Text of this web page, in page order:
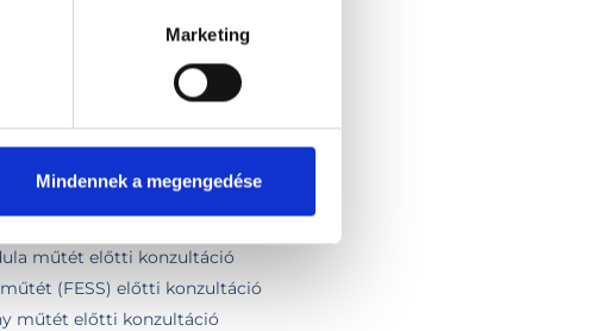
Marketing
Mindennek a megengedése
műtét előtti konzultáció
műtét (LAUPP) előtti konzultáció
műtét előtti konzultáció
(FESS) előtti konzultáció
műtét előtti konzultáció